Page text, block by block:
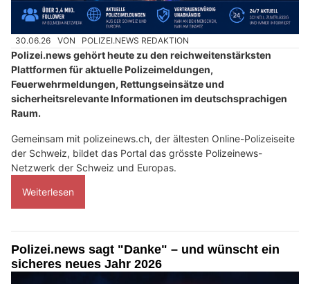
30.06.26 VON POLIZEI.NEWS REDAKTION
Polizei.news gehört heute zu den reichweitenstärksten
Plattformen für aktuelle Polizeimeldungen,
Feuerwehrmeldungen, Rettungseinsätze und
sicherheitsrelevante Informationen im deutschsprachigen
Raum.
Gemeinsam mit polizeinews.ch, der ältesten Online-Polizeiseite
der Schweiz, bildet das Portal das grösste Polizeinews-
Netzwerk der Schweiz und Europas.
Weiterlesen
Polizei.news sagt "Danke" – und wünscht ein
sicheres neues Jahr 2026